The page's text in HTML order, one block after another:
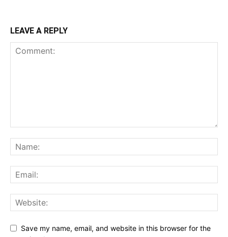
LEAVE A REPLY
Save my name, email, and website in this browser for the